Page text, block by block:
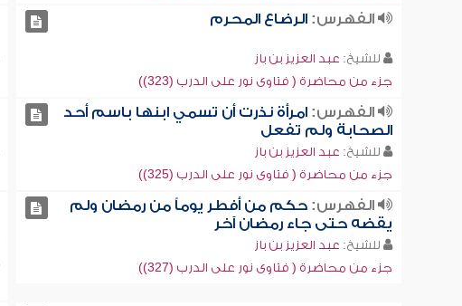
الفهرس:الرضاع المحرم
للشيخ: عبد العزيز بن باز
جزء من محاضرة ( فتاوى نور على الدرب (323))
الفهرس:امرأة نذرت أن تسمي ابنها باسم أحد
الصحابة ولم تفعل
للشيخ: عبد العزيز بن باز
جزء من محاضرة ( فتاوى نور على الدرب (325))
الفهرس:حكم من أفطر يوماً من رمضان ولم
يقضه حتى جاء رمضان آخر
للشيخ: عبد العزيز بن باز
جزء من محاضرة ( فتاوى نور على الدرب (327))